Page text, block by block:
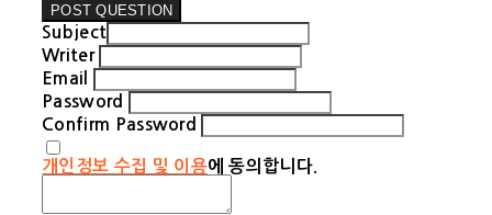
POST QUESTION
Subject
Writer
Email
Password
Confirm Password
개인정보 수집 및 이용에 동의합니다.